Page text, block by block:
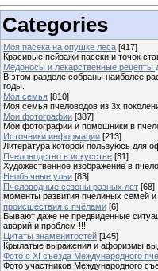
Categories
Моя пасека на опушке леса [417]
Красивые пейзажи пасеки и точок
Медоносы и лекарственные рецепты
В этом разделе собраны наиболее
годы.
Моя семья [810]
Моя семья пчеловодов из 3х
Мои фотографии [387]
Мои фотографии и помошники в
Источники информации [213]
Литература которой пользуюсь для
Пчеловодство в искусстве [31]
Художественное изображение в
Необычные ульи [83]
Пчеловодные сезоны разных лет [68]
моменты развития пчелиных семей и
происшествия с пчёлами [6]
Бывают даже не предвиденные
аварий и проблем !!!
Цитаты знаменитостей [145]
Крылатые выражения и афоризмы
Фото с XI съезда Международного
Фото участников Международного